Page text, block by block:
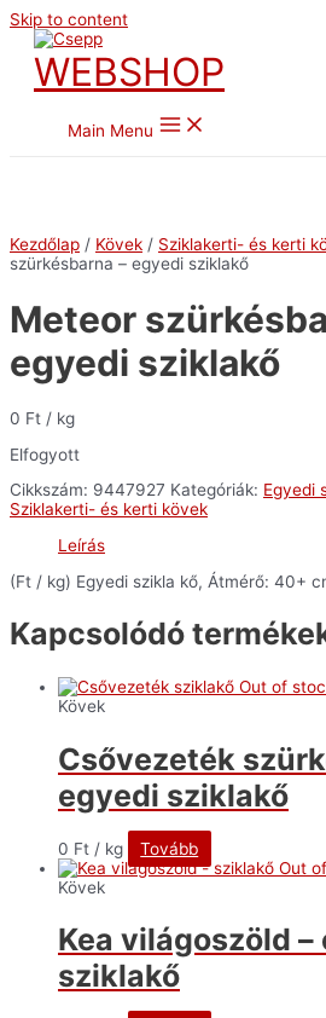
Skip to content
WEBSHOP
Main Menu
Kezdőlap / Kövek / Sziklakerti- és kerti
szürkésbarna – egyedi sziklakő
Meteor
egyedi sziklakő
0 Ft / kg
Elfogyott
Cikkszám: 9447927 Kategóriák: Egyedi
Sziklakerti- és kerti kövek
Leírás
(Ft / kg) Egyedi szikla kő, Átmérő: 40+
Kapcsolódó
Out of
Kövek
Csővezeték
egyedi sziklakő
0 Ft / kg
Tovább
Out
Kövek
Kea világoszöld –
sziklakő